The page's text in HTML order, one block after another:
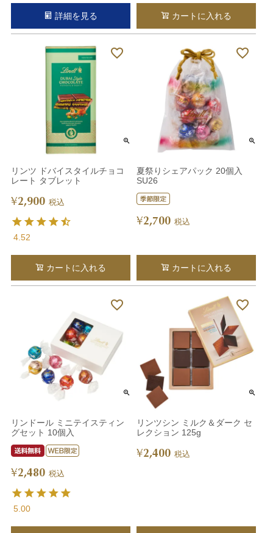
詳細を見る カートに入れる
リンツ ドバイスタイルチョコ
レート タブレット
¥2,900 税込
4.52
カートに入れる
夏祭りシェアパック 20個入
SU26
¥2,700 税込
カートに入れる
リンドール ミニテイスティン
グセット 10個入
¥2,480 税込
5.00
リンツシン ミルク＆ダーク セ
レクション 125g
¥2,400 税込